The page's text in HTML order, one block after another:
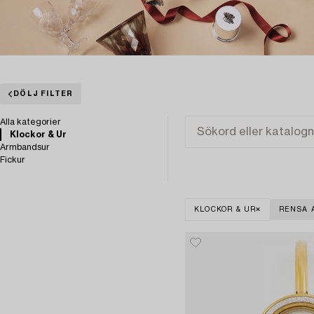
DÖLJ FILTER
Alla kategorier
Klockor & Ur
Armbandsur
Fickur
KLOCKOR & UR RENSA